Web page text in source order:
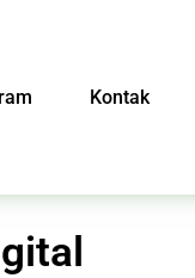
Kontak